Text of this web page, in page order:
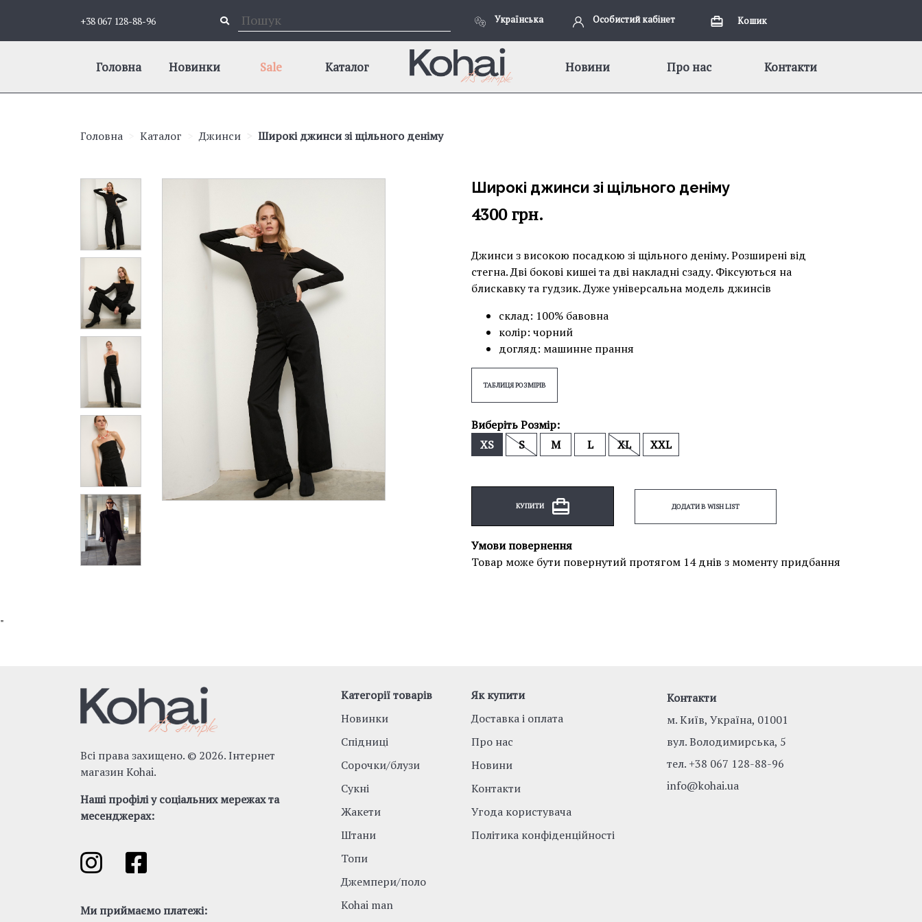
+38 067 128-88-96 Українська Особистий кабiнет Кошик
Головна Новинки Sale Каталог Новини Про нас Контакти
Головна Каталог Джинси Широкі джинси зі щільного деніму
Широкі джинси зі щільного деніму
4300грн.
Джинси з високою посадкою зі щільного деніму. Розширені від
стегна. Дві бокові кишеі та дві накладні сзаду. Фіксуються на
блискавку та гудзик. Дуже універсальна модель джинсів
склад: 100% бавовна
колір: чорний
догляд: машинне прання
ТАБЛИЦЯ РОЗМІРІВ
Виберіть Розмір:
XS
S M L XL XXL
КУПИТИ ДОДАТИ В WISH LIST
Умови повернення
Товар може бути повернутий протягом 14 днів з моменту придбання
"
Всі права захищено. © 2026. Інтернет
магазин Kohai.
Наші профілі у соціальних мережах та
месенджерах:
Ми приймаємо платежі:
Категорії товарів
Новинки
Спідниці
Сорочки/блузи
Сукні
Жакети
Штани
Топи
Джемпери/поло
Kohai man
Як купити
Доставка і оплата
Про нас
Новини
Контакти
Угода користувача
Політика конфіденційності
Контакти
м. Київ, Україна, 01001
вул. Володимирська, 5
тел. +38 067 128-88-96
info@kohai.ua